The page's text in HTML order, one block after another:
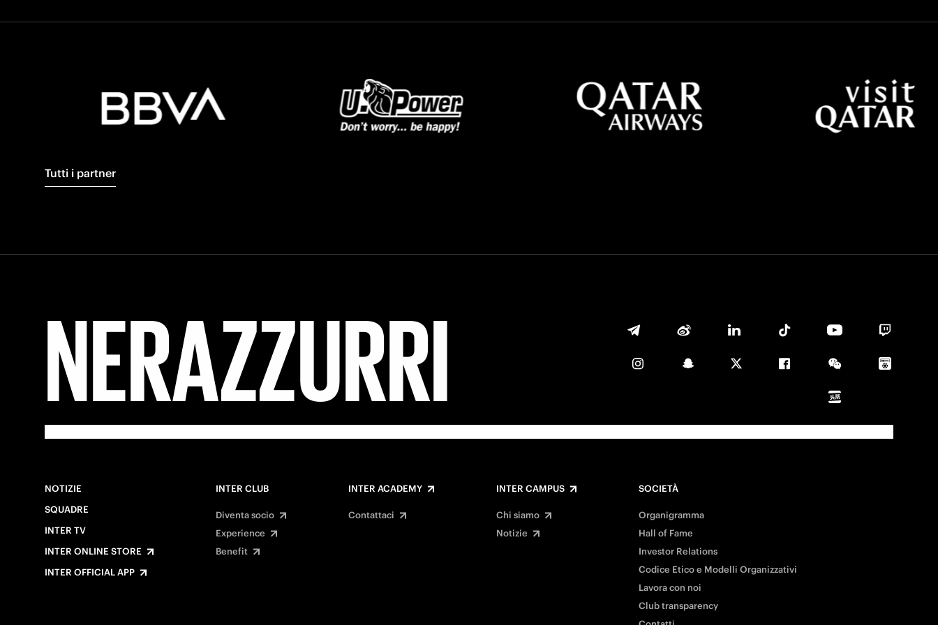
Tutti i partner
NERAZZURRI
NOTIZIE
SQUADRE
INTER TV
INTER ONLINE STORE
INTER OFFICIAL APP
INTER CLUB
Diventa socio
Experience
Benefit
INTER ACADEMY
Contattaci
INTER CAMPUS
Chi siamo
Notizie
SOCIETÀ
Organigramma
Hall of Fame
Investor Relations
Codice Etico e Modelli Organizzativi
Lavora con noi
Club transparency